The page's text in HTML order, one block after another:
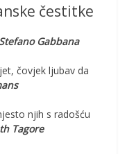
čestitke
Gabbana
čovjek ljubav da
njih s radošću
Tagore